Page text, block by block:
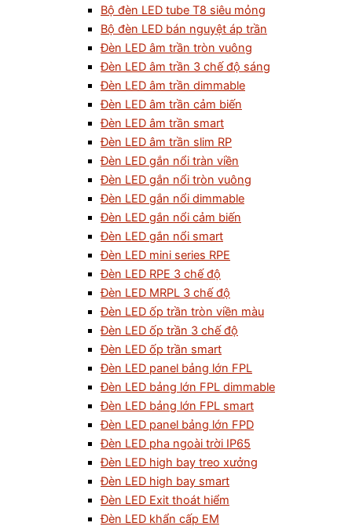
Bộ đèn LED tube T8 siêu mỏng
Bộ đèn LED bán nguyệt áp trần
Đèn LED âm trần tròn vuông
Đèn LED âm trần 3 chế độ sáng
Đèn LED âm trần dimmable
Đèn LED âm trần cảm biến
Đèn LED âm trần smart
Đèn LED âm trần slim RP
Đèn LED gắn nổi tràn viền
Đèn LED gắn nổi tròn vuông
Đèn LED gắn nổi dimmable
Đèn LED gắn nổi cảm biến
Đèn LED gắn nổi smart
Đèn LED mini series RPE
Đèn LED RPE 3 chế độ
Đèn LED MRPL 3 chế độ
Đèn LED ốp trần tròn viền màu
Đèn LED ốp trần 3 chế độ
Đèn LED ốp trần smart
Đèn LED panel bảng lớn FPL
Đèn LED bảng lớn FPL dimmable
Đèn LED bảng lớn FPL smart
Đèn LED panel bảng lớn FPD
Đèn LED pha ngoài trời IP65
Đèn LED high bay treo xưởng
Đèn LED high bay smart
Đèn LED Exit thoát hiểm
Đèn LED khẩn cấp EM